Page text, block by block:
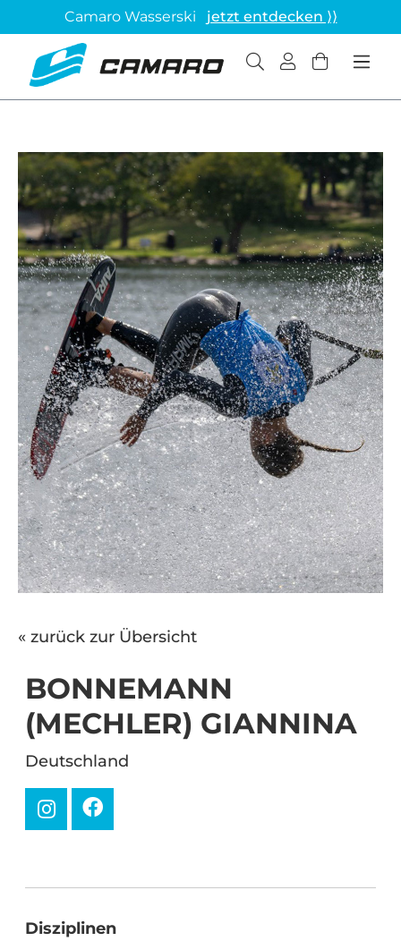
Camaro Wasserski jetzt entdecken ⟩⟩
« zurück zur Übersicht
BONNEMANN
(MECHLER) GIANNINA
Deutschland
Disziplinen